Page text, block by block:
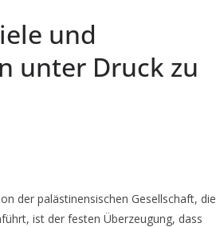
und
unter Druck zu
der palästinensischen Gesellschaft, die
ist der festen Überzeugung, dass